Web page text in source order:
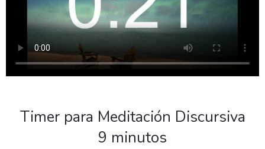
Timer para Meditación Discursiva
9 minutos